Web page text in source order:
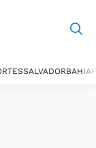
SALVADORBAHIA